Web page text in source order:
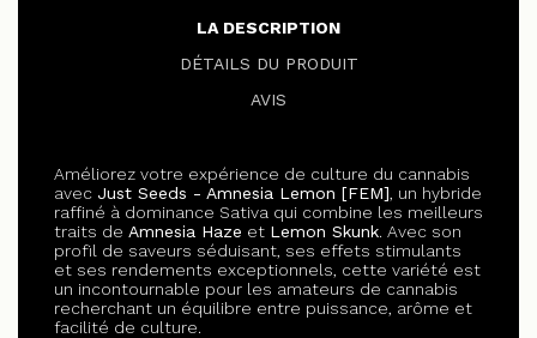
LA DESCRIPTION
DÉTAILS DU PRODUIT
AVIS
Améliorez votre expérience de culture du cannabis
avec Just Seeds - Amnesia Lemon [FEM], un hybride
raffiné à dominance Sativa qui combine les meilleurs
traits de Amnesia Haze et Lemon Skunk. Avec son
profil de saveurs séduisant, ses effets stimulants
et ses rendements exceptionnels, cette variété est
un incontournable pour les amateurs de cannabis
recherchant un équilibre entre puissance, arôme et
facilité de culture.